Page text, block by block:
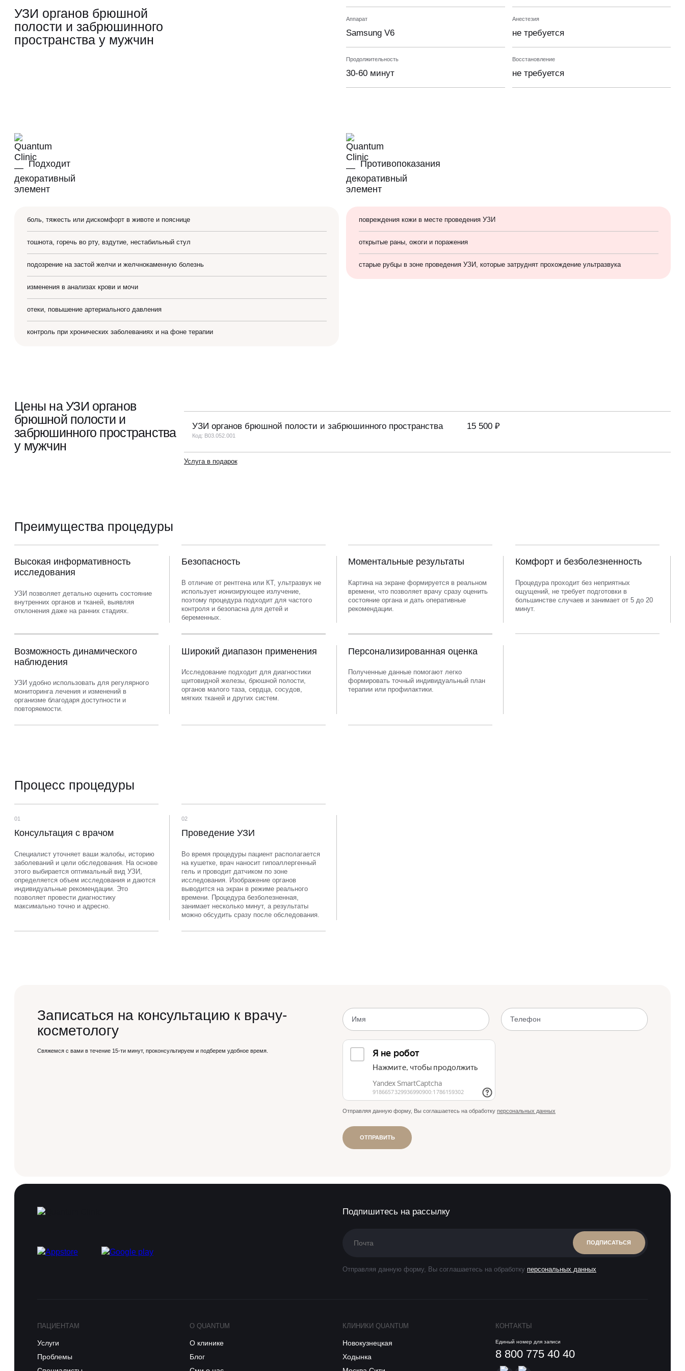
УЗИ органов брюшной
полости и забрюшинного
пространства у мужчин
Аппарат
Samsung V6
Анестезия
не требуется
Продолжительность
30-60 минут
Восстановление
не требуется
Подходит
боль, тяжесть или дискомфорт в животе и пояснице
тошнота, горечь во рту, вздутие, нестабильный стул
подозрение на застой желчи и желчнокаменную болезнь
изменения в анализах крови и мочи
отеки, повышение артериального давления
контроль при хронических заболеваниях и на фоне терапии
Противопоказания
повреждения кожи в месте проведения УЗИ
открытые раны, ожоги и поражения
старые рубцы в зоне проведения УЗИ, которые затруднят прохождение ультразвука
Цены на УЗИ органов
брюшной полости и
забрюшинного пространства
у мужчин
УЗИ органов брюшной полости и забрюшинного пространства
Код: B03.052.001
15 500 ₽
Услуга в подарок
Преимущества процедуры
Высокая информативность
исследования
УЗИ позволяет детально оценить состояние
внутренних органов и тканей, выявляя
отклонения даже на ранних стадиях.
Безопасность
В отличие от рентгена или КТ, ультразвук не
использует ионизирующее излучение,
поэтому процедура подходит для частого
контроля и безопасна для детей и
беременных.
Моментальные результаты
Картина на экране формируется в реальном
времени, что позволяет врачу сразу оценить
состояние органа и дать оперативные
рекомендации.
Комфорт и безболезненность
Процедура проходит без неприятных
ощущений, не требует подготовки в
большинстве случаев и занимает от 5 до 20
минут.
Возможность динамического
наблюдения
УЗИ удобно использовать для регулярного
мониторинга лечения и изменений в
организме благодаря доступности и
повторяемости.
Широкий диапазон применения
Исследование подходит для диагностики
щитовидной железы, брюшной полости,
органов малого таза, сердца, сосудов,
мягких тканей и других систем.
Персонализированная оценка
Полученные данные помогают легко
формировать точный индивидуальный план
терапии или профилактики.
Процесс процедуры
01
Консультация с врачом
Специалист уточняет ваши жалобы, историю
заболеваний и цели обследования. На основе
этого выбирается оптимальный вид УЗИ,
определяется объем исследования и даются
индивидуальные рекомендации. Это
позволяет провести диагностику
максимально точно и адресно.
02
Проведение УЗИ
Во время процедуры пациент располагается
на кушетке, врач наносит гипоаллергенный
гель и проводит датчиком по зоне
исследования. Изображение органов
выводится на экран в режиме реального
времени. Процедура безболезненная,
занимает несколько минут, а результаты
можно обсудить сразу после обследования.
Записаться на консультацию к врачу-
косметологу
Свяжемся с вами в течение 15-ти минут, проконсультируем и подберем удобное время.
Отправляя данную форму, Вы соглашаетесь на обработку персональных данных
ОТПРАВИТЬ
Подпишитесь на рассылку
ПОДПИСАТЬСЯ
Отправляя данную форму, Вы соглашаетесь на обработку персональных данных
ПАЦИЕНТАМ
Услуги
Проблемы
О QUANTUM
О клинике
Блог
КЛИНИКИ QUANTUM
Новокузнецкая
Ходынка
КОНТАКТЫ
Единый номер для записи
8 800 775 40 40